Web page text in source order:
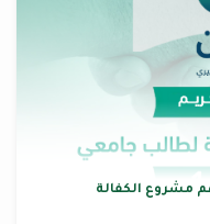
مشروع الكفالة